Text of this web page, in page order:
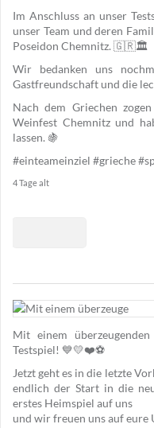
Im Anschluss an unser
unser Team und deren
Poseidon Chemnitz. 🇬🇷🏛️
Wir bedanken uns
Gastfreundschaft und die
Nach dem Griechen
Weinfest Chemnitz und
lassen. 🍇
#einteameinziel #grieche
4 Tage alt
49
1
2
Mit einem
Testspiel! 💙💛❤️⚽️
Jetzt geht es in die letzte
endlich der Start in die
erstes Heimspiel auf uns
und wir freuen uns auf eure